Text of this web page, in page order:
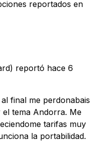
reportados en
reportó hace 6
final me perdonabais
el tema Andorra. Me
tarifas muy
la portabilidad.